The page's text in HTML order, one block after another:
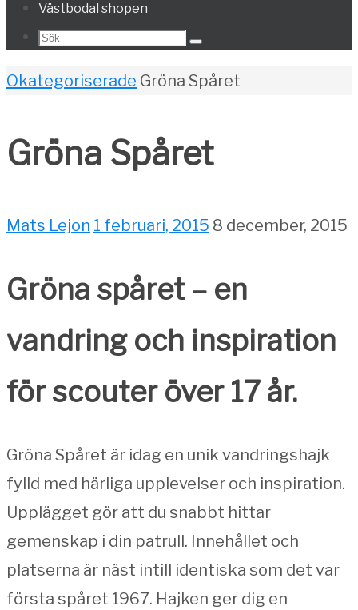
Västbodal shopen
Search
Sök
Home
Okategoriserade Gröna Spåret
Gröna Spåret
Mats Lejon 1 februari, 2015 8 december, 2015
Gröna spåret – en
vandring och inspiration
för scouter över 17 år.
Gröna Spåret är idag en unik vandringshajk
fylld med härliga upplevelser och inspiration.
Upplägget gör att du snabbt hittar
gemenskap i din patrull. Innehållet och
platserna är näst intill identiska som det var
första spåret 1967. Hajken ger dig en